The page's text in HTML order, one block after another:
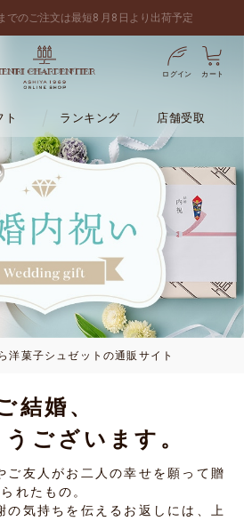
上で送料無料！※一部地域・商品は除く
ログイン カート
ト ランキング 店舗受取
洋菓子シュゼットの通販サイト
結婚、
ございます。
ご友人がお二人の幸せを願って贈
られたもの。
の気持ちを伝えるお返しには、上